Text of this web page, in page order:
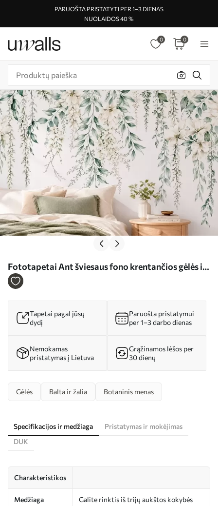
PARUOŠTA PRISTATYTI PER 1–3 DIENAS
NUOLAIDOS 40 %
0 0
Fototapetai Ant šviesaus fono krentančios gėlės ir
žali lapai Nr. w05736
Tapetai pagal jūsų
dydį
Paruošta pristatymui
per 1–3 darbo dienas
Nemokamas
pristatymas į Lietuva
Grąžinamos lėšos per
30 dienų
Gėlės Balta ir žalia Botaninis menas
Specifikacijos ir medžiaga
Pristatymas ir mokėjimas
DUK
Charakteristikos
Medžiaga
Galite rinktis iš trijų aukštos kokybės